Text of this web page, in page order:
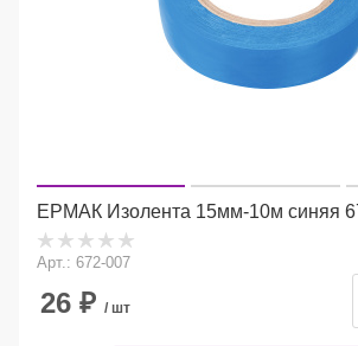
ЕРМАК Изолента 15мм-10м синяя
Арт.: 672-007
26 ₽ / шт